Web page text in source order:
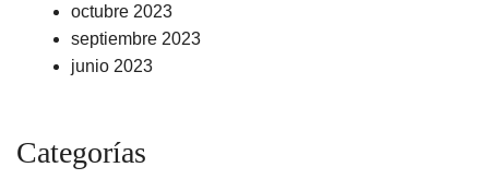
octubre 2023
septiembre 2023
junio 2023
Categorías